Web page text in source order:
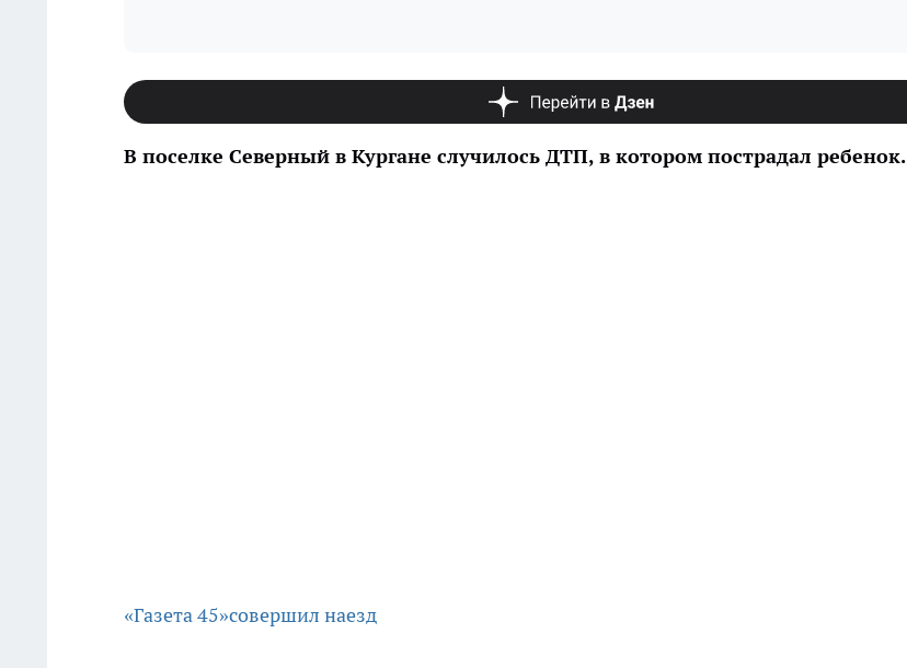
В поселке Северный в Кургане случилось ДТП, в котором пострадал ребенок.
«Газета 45»совершил наезд